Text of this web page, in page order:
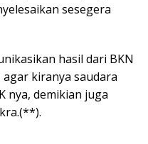
sesegera
hasil dari BKN
kiranya saudara
nya, demikian juga